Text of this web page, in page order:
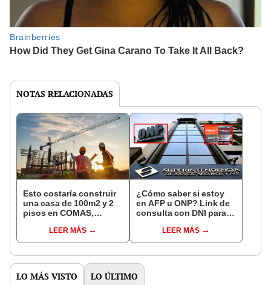
NOTAS RELACIONADAS
Esto costaría construir
una casa de 100m2 y 2
pisos en COMAS,
distritos de LIMA
NORTE
LEER MÁS
¿Cómo saber si estoy
en AFP u ONP? Link de
consulta con DNI para
pensiones estás
LEER MÁS
LO MÁS VISTO LO ÚLTIMO